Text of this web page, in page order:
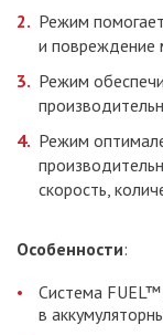
Режим
и повреждение
Режим
Режим
скорость,
Особенности:
Система FUEL™
в